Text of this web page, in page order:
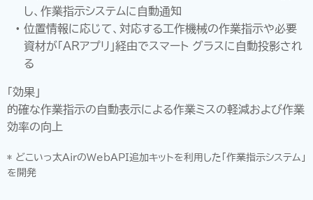
し、作業指示システムに自動通知
位置情報に応じて、対応する工作機械の作業指示や必要
資材が「ARアプリ」経由でスマート グラスに自動投影され
る
「効果」
的確な作業指示の自動表示による作業ミスの軽減および作業
効率の向上
* どこいっ太AirのWebAPI追加キットを利用した「作業指示システム」
を開発